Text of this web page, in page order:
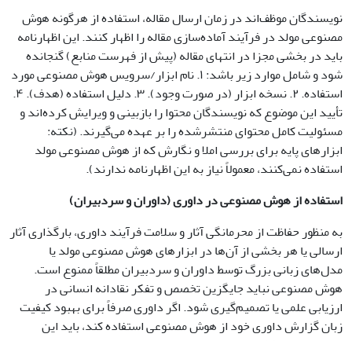
نویسندگان موظف‌اند در زمان ارسال مقاله، استفاده از هرگونه هوش
مصنوعی مولد در فرآیند آماده‌سازی مقاله را اظهار کنند. این اظهارنامه
باید در بخشی مجزا در انتهای مقاله (پیش از فهرست منابع) گنجانده
شود و شامل موارد زیر باشد: ۱. نام ابزار/سرویس هوش مصنوعی مورد
استفاده. ۲. نسخه ابزار (در صورت وجود). ۳. دلیل استفاده (هدف). ۴.
تأیید این موضوع که نویسندگان محتوا را بازبینی و ویرایش کرده‌اند و
مسئولیت کامل محتوای منتشرشده را بر عهده می‌گیرند. (نکته:
ابزارهای پایه برای بررسی املا و نگارش که از هوش مصنوعی مولد
استفاده نمی‌کنند، معمولاً نیاز به این اظهارنامه ندارند).
استفاده از هوش مصنوعی در داوری (داوران و سردبیران)
به منظور حفاظت از محرمانگی آثار و سلامت فرآیند داوری، بارگذاری آثار
ارسالی یا هر بخشی از آن‌ها در ابزارهای هوش مصنوعی مولد یا
مدل‌های زبانی بزرگ توسط داوران و سردبیران مطلقاً ممنوع است.
هوش مصنوعی نباید جایگزین تخصص و تفکر نقادانه انسانی در
ارزیابی علمی یا تصمیم‌گیری شود. اگر داوری صرفاً برای بهبود کیفیت
زبان گزارش داوری خود از هوش مصنوعی استفاده کند، باید این